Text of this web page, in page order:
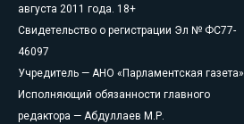
августа 2011 года. 18+
Свидетельство о регистрации Эл № ФС77-
46097
Учредитель — АНО «Парламентская газета»
Исполняющий обязанности главного
редактора — Абдуллаев М.Р.